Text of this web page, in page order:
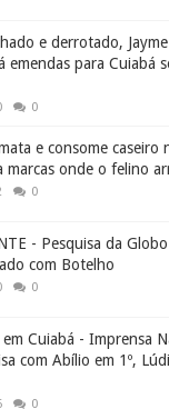
e derrotado,
emendas para Cuiabá
0
e consome caseiro
marcas onde o felino
0
- Pesquisa da
com Botelho
0
em Cuiabá - Imprensa
com Abílio em 1º,
0